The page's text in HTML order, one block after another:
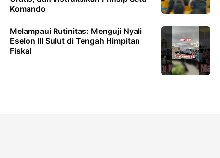
Komando
Melampaui Rutinitas: Menguji Nyali
Eselon III Sulut di Tengah Himpitan
Fiskal